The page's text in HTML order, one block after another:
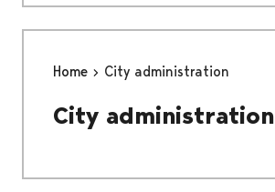
Home City administration
City administration